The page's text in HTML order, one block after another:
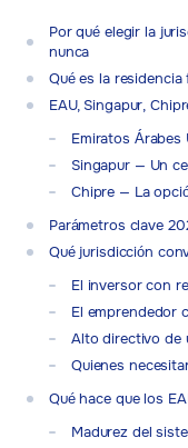
Por qué elegir la
nunca
Qué es la
EAU, Singapur,
Emiratos
Singapur — Un
Chipre — La
Parámetros clave
Qué jurisdicción
El inversor con
El emprendedor
Alto directivo de
Quienes
Qué hace que los
Madurez del